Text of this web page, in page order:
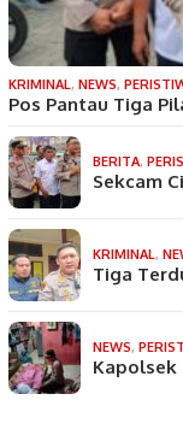
KRIMINAL, NEWS,
Pos Pantau Tiga
BERITA,
Sekcam
KRIMINAL,
Tiga
NEWS,
Kapolsek